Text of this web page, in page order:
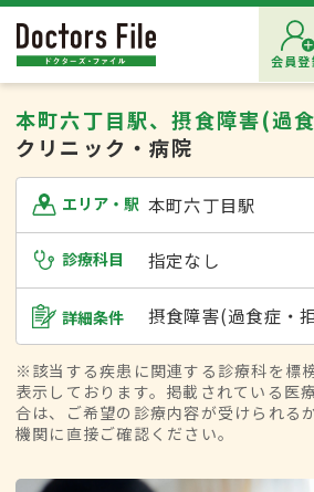
会員登
本町六丁目駅、摂食障害(過
クリニック・病院
エリア・駅 本町六丁目駅
診療科目 指定なし
詳細条件 摂食障害(過食症・
※該当する疾患に関連する診療科を標
表示しております。掲載されている医
合は、ご希望の診療内容が受けられる
機関に直接ご確認ください。